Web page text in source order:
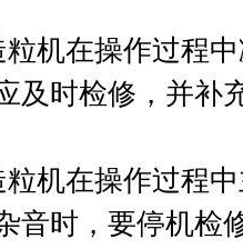
在操作过程中
及时检修，并补
在操作过程中
音时，要停机检